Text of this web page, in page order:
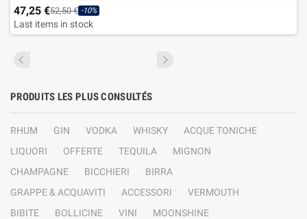
47,25 €52,50 € -10%
Last items in stock
PRODUITS LES PLUS CONSULTÉS
RHUM GIN VODKA WHISKY
ACQUE TONICHE
LIQUORI
OFFERTE TEQUILA
MIGNON
CHAMPAGNE
BICCHIERI
BIRRA
GRAPPE & ACQUAVITI
ACCESSORI
VERMOUTH
BIBITE
BOLLICINE VINI
MOONSHINE